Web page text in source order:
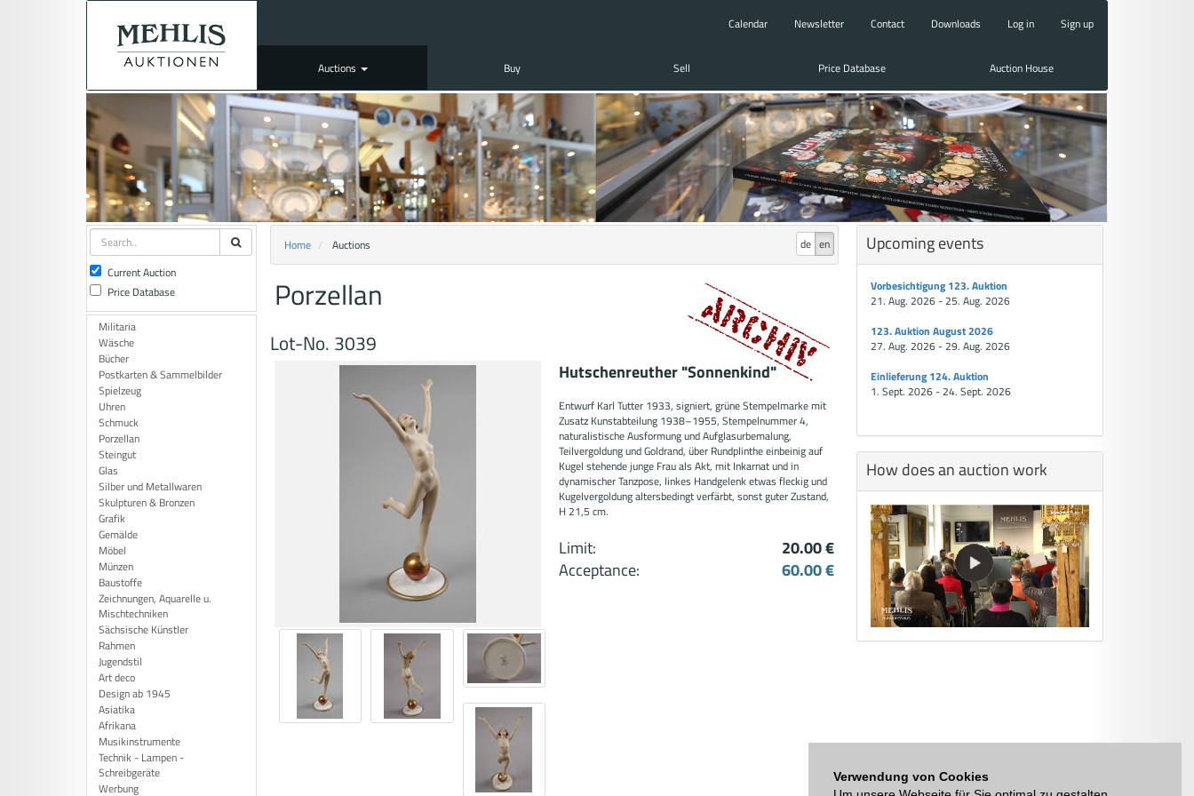
Verwendung von Cookies
Calendar Newsletter Contact Downloads Log in Sign up
Auctions Buy Sell Price Database Auction House
Current Auction
Price Database
Militaria
Wäsche
Bücher
Postkarten & Sammelbilder
Spielzeug
Uhren
Schmuck
Porzellan
Steingut
Glas
Silber und Metallwaren
Skulpturen & Bronzen
Grafik
Gemälde
Möbel
Münzen
Baustoffe
Zeichnungen, Aquarelle u.
Mischtechniken
Sächsische Künstler
Rahmen
Jugendstil
Art deco
Design ab 1945
Asiatika
Afrikana
Musikinstrumente
Technik - Lampen -
Schreibgeräte
Werbung
de en
Home Auctions
Porzellan
Lot-No. 3039
Hutschenreuther "Sonnenkind"
Entwurf Karl Tutter 1933, signiert, grüne Stempelmarke mit
Zusatz Kunstabteilung 1938–1955, Stempelnummer 4,
naturalistische Ausformung und Aufglasurbemalung,
Teilvergoldung und Goldrand, über Rundplinthe einbeinig auf
Kugel stehende junge Frau als Akt, mit Inkarnat und in
dynamischer Tanzpose, linkes Handgelenk etwas fleckig und
Kugelvergoldung altersbedingt verfärbt, sonst guter Zustand,
H 21,5 cm.
Limit:
20.00 €
Acceptance:
60.00 €
Upcoming events
Vorbesichtigung 123. Auktion
21. Aug. 2026 - 25. Aug. 2026
123. Auktion August 2026
27. Aug. 2026 - 29. Aug. 2026
Einlieferung 124. Auktion
1. Sept. 2026 - 24. Sept. 2026
How does an auction work